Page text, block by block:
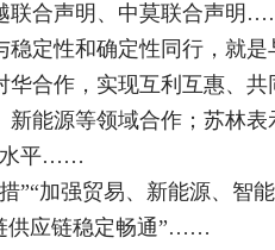
联合声明、中莫联合声明
定性和确定性同行，就是
合作，实现互利互惠、
能源等领域合作；苏林
水平……
”“加强贸易、新能源、智
供应链稳定畅通”……